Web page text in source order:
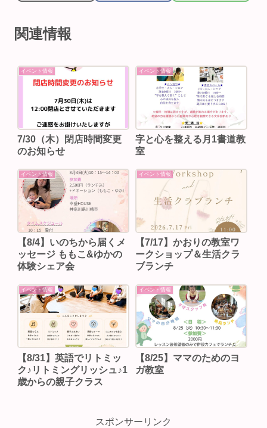
関連情報
イベント情報
7/30（木）閉店時間変更
のお知らせ
イベント情報
字と心を整える月1書道教
室
イベント情報
【8/4】いのちから届くメ
ッセージ ももこ&ゆかの
体験シェア会
イベント情報
【7/17】かおりの教室ワ
ークショップ＆生活クラ
ブランチ
イベント情報
【8/31】英語でリトミッ
ク♪リトミングリッシュ♪1
歳からの親子クラス
イベント情報
【8/25】ママのためのヨ
ガ教室
スポンサーリンク